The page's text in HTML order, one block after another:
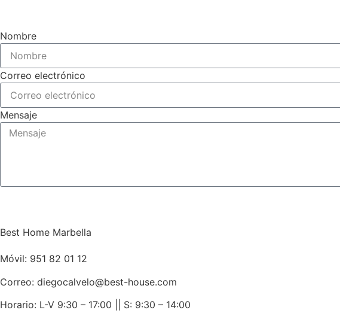
Nombre
Correo electrónico
Mensaje
Best Home Marbella
Móvil: 951 82 01 12
Correo: diegocalvelo@best-house.com
Horario: L-V 9:30 – 17:00 || S: 9:30 – 14:00